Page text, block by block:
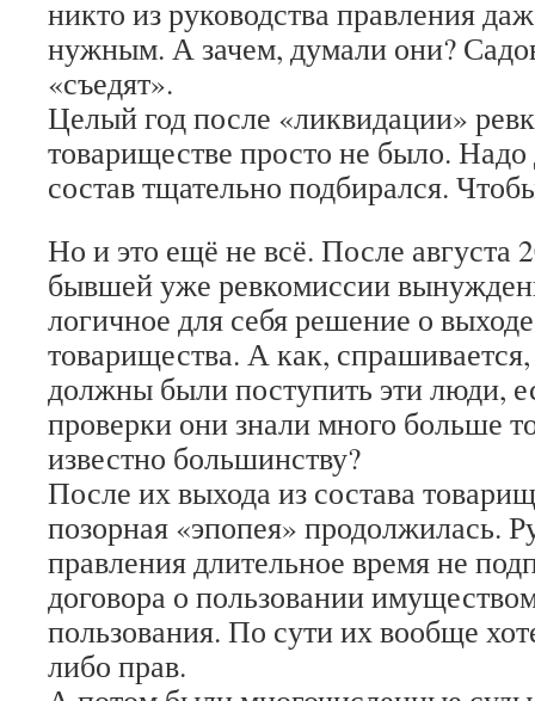
никто из руководства правления
нужным. А зачем, думали они?
«съедят».
Целый год после «ликвидации»
товариществе просто не было.
состав тщательно подбирался.
Но и это ещё не всё. После августа
бывшей уже ревкомиссии
логичное для себя решение о
товарищества. А как,
должны были поступить эти люди,
проверки они знали много больше
известно большинству?
После их выхода из состава
позорная «эпопея» продолжилась.
правления длительное время не
договора о пользовании
пользования. По сути их вообще
либо прав.